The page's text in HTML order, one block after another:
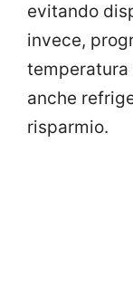
evitando
invece,
temperatura
anche
risparmio.